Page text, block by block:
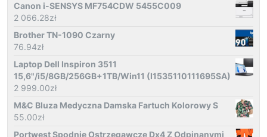
Canon i-SENSYS MF754CDW 5455C009
2 066.28zł
Brother TN-1090 Czarny
76.94zł
Laptop Dell Inspiron 3511
15,6"/i5/8GB/256GB+1TB/Win11 (I1535110111695SA)
2 999.00zł
M&C Bluza Medyczna Damska Fartuch Kolorowy S
55.00zł
Portwest Spodnie Ostrzegawcze Dx4 Z Odpinanymi